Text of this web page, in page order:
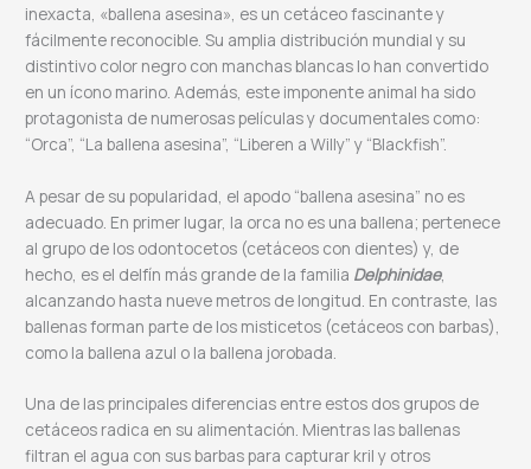
inexacta, «ballena asesina», es un cetáceo fascinante y
fácilmente reconocible. Su amplia distribución mundial y su
distintivo color negro con manchas blancas lo han convertido
en un ícono marino. Además, este imponente animal ha sido
protagonista de numerosas películas y documentales como:
“Orca”, “La ballena asesina”, “Liberen a Willy” y “Blackfish”.
A pesar de su popularidad, el apodo “ballena asesina” no es
adecuado. En primer lugar, la orca no es una ballena; pertenece
al grupo de los odontocetos (cetáceos con dientes) y, de
hecho, es el delfín más grande de la familia Delphinidae,
alcanzando hasta nueve metros de longitud. En contraste, las
ballenas forman parte de los misticetos (cetáceos con barbas),
como la ballena azul o la ballena jorobada.
Una de las principales diferencias entre estos dos grupos de
cetáceos radica en su alimentación. Mientras las ballenas
filtran el agua con sus barbas para capturar kril y otros